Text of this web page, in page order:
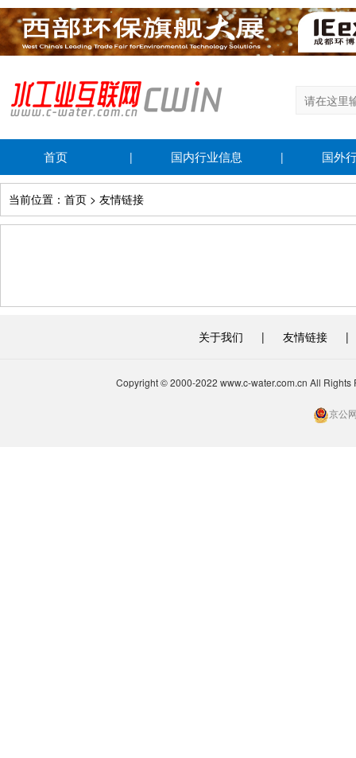
首页 | 国内行业信息 | 国外
当前位置：首页 > 友情链接
关于我们 | 友情链接 |
Copyright © 2000-2022 www.c-water.com.cn All
京公